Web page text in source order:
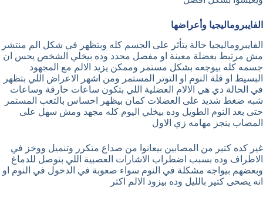
الفايبروماليجيا وأعراضها
الفايبروماليجيا حالة بتأثر على الجسم كله وبتظهر في شكل الم منتشر
مش مرتبط بعضلة معينة او مفصل محدد وده بيخلي الشخص يحس ان
جسمه كله بيوجعه بشكل مستمر وممكن يزيد الالم مع المجهود
البسيط او قلة النوم او التوتر المستمر ومن اشهر الاعراض اللي بتظهر
في الحالة دي هي الالام العضلية اللي بتكون ساعات حارقة وساعات
شبه ضغط شديد على العضلات كمان بيظهر احساس بالتعب المستمر
حتى بعد النوم الطويل وده بيخلي اليوم كله مجهد ومش سهل على
المصاب ينجز مهامه زي الاول
غير كده كتير من المصابين بيعانوا من صداع متكرر وتنميل ووخز في
الاطراف وده بسبب اضطراب الاشارات العصبية اللي بتوصل للدماغ
وبعضهم بيواجه مشكلة في النوم سواء صعوبة في الدخول في النوم او
انه يصحى كتير بالليل وده بيزود الالم اكتر